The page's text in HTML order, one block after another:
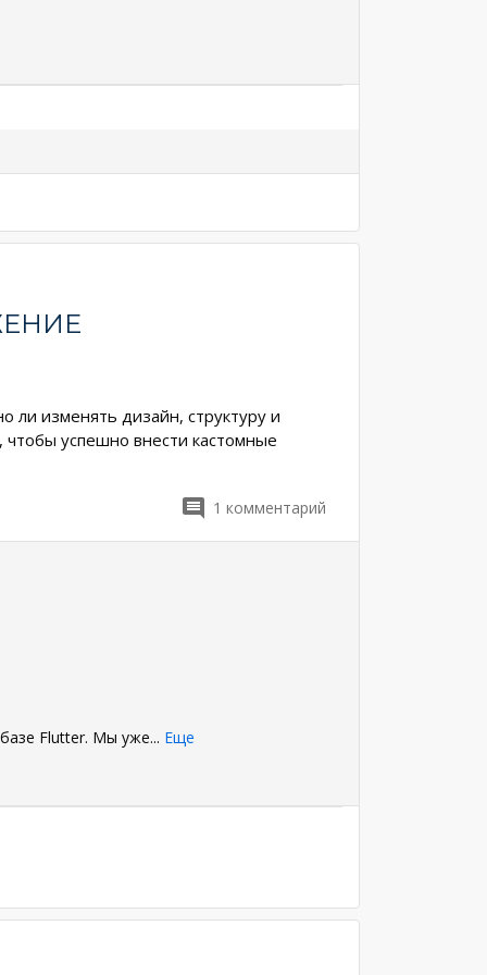
ли изменять дизайн, структуру и
успешно внести кастомные
1 комментарий
Flutter. Мы уже... Еще